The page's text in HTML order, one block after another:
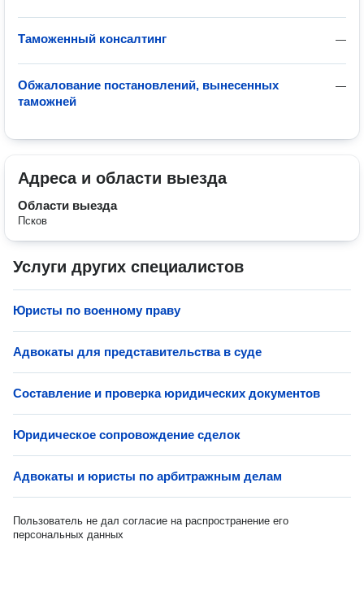
—
Таможенный консалтинг
—
Обжалование постановлений, вынесенных
таможней
Адреса и области выезда
Области выезда
Псков
Услуги других специалистов
Юристы по военному праву
Адвокаты для представительства в суде
Составление и проверка юридических документов
Юридическое сопровождение сделок
Адвокаты и юристы по арбитражным делам
Пользователь не дал согласие на распространение его
персональных данных